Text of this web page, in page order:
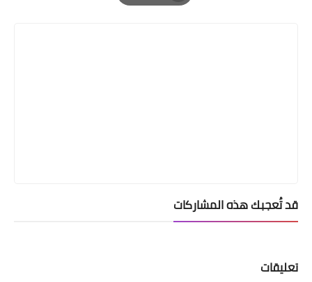
Print
قد تُعجبك هذه المشاركات
تعليقات